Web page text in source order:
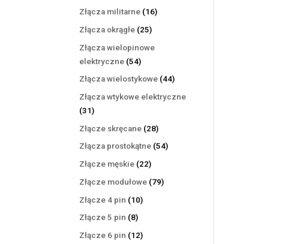
produktów
Złącza militarne 1616
Złącza okrągłe 2525
Złącza wielopinowe
elektryczne 5454
produkty
Złącza wielostykowe 4444
Złącza wtykowe elektryczne
3131
produktów
Złącze skręcane 2828
produktów
Złącza prostokątne 5454
Złącze męskie 2222
produkty
Złącze modułowe 7979
Złącze 4 pin 1010
Złącze 5 pin 88
produktów
Złącze 6 pin 1212